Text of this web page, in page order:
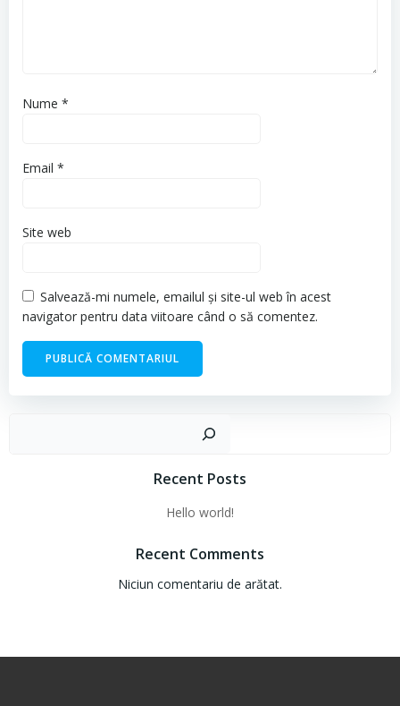
Nume *
Email *
Site web
Salvează-mi numele, emailul și site-ul web în acest
navigator pentru data viitoare când o să comentez.
Recent Posts
Hello world!
Recent Comments
Niciun comentariu de arătat.